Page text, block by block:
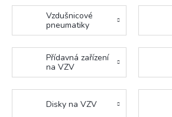
Vzdušnicové
pneumatiky
Přídavná zařízení
na VZV
Disky na VZV